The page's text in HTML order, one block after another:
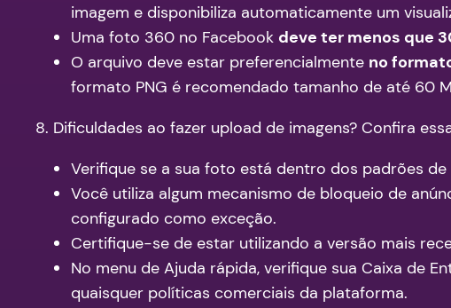
imagem e disponibiliza automaticamente um
Uma foto 360 no Facebook deve ter menos que
O arquivo deve estar preferencialmente no
formato PNG é recomendado tamanho de até 60
8. Dificuldades ao fazer upload de imagens? Confira
Verifique se a sua foto está dentro dos padrões
Você utiliza algum mecanismo de bloqueio de
configurado como exceção.
Certifique-se de estar utilizando a versão mais
No menu de Ajuda rápida, verifique sua Caixa de
quaisquer políticas comerciais da plataforma.